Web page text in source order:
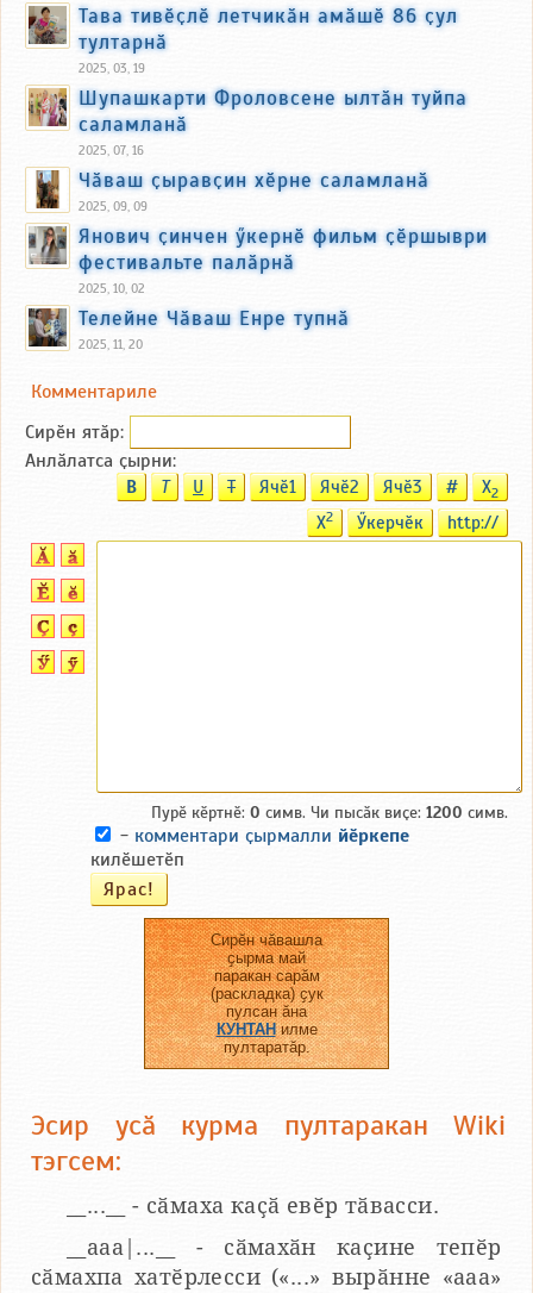
Тава тивӗҫлӗ летчикӑн амӑшӗ 86 ҫул
тултарнӑ
2025, 03, 19
Шупашкарти Фроловсене ылтӑн туйпа
саламланӑ
2025, 07, 16
Чӑваш ҫыравҫин хӗрне саламланӑ
2025, 09, 09
Янович ҫинчен ӳкернӗ фильм ҫӗршыври
фестивальте палӑрнӑ
2025, 10, 02
Телейне Чӑваш Енре тупнӑ
2025, 11, 20
Комментариле
Сирӗн ятӑp:
Анлӑлатса ҫырни:
B T U T Ячӗ1 Ячӗ2 Ячӗ3 # X2
X2 Ӳкерчӗк http://
Пурӗ кӗртнӗ: 0 симв. Чи пысӑк виҫе: 1200 симв.
- комментари ҫырмалли йӗркепе
килӗшетӗп
Сирӗн чӑвашла
ҫырма май
паракан сарӑм
(раскладка) ҫук
пулсан ӑна
КУНТАНилме
пултаратӑр.
Эсир усӑ курма пултаракан Wiki
тэгсем:
__...__ - сӑмаха каҫӑ евӗр тӑвасси.
__aaa|...__ - сӑмахӑн каҫине тепӗр
сӑмахпа хатӗрлесси («...» вырӑнне «ааа»